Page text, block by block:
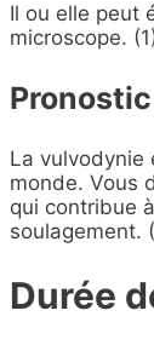
Il ou elle peut
microscope.
La vulvodynie
monde. Vous
qui contribue
soulagement.
Durée